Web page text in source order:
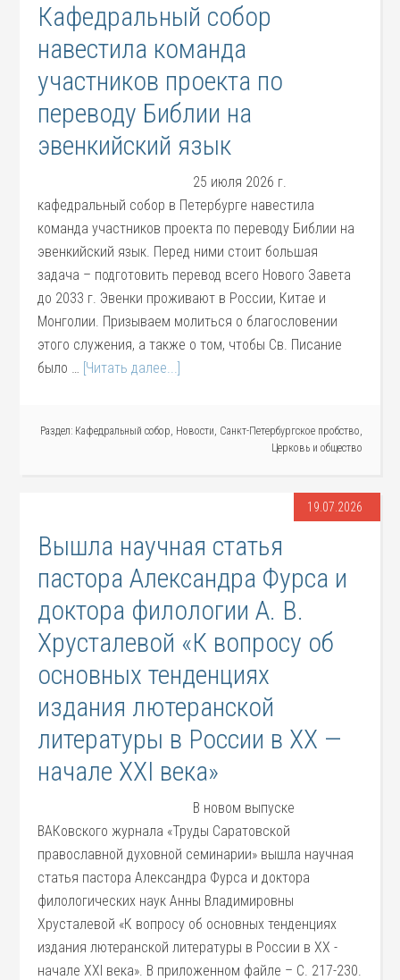
Кафедральный собор
навестила команда
участников проекта по
переводу Библии на
эвенкийский язык
25 июля 2026 г.
кафедральный собор в Петербурге навестила
команда участников проекта по переводу Библии на
эвенкийский язык. Перед ними стоит большая
задача – подготовить перевод всего Нового Завета
до 2033 г. Эвенки проживают в России, Китае и
Монголии. Призываем молиться о благословении
этого служения, а также о том, чтобы Св. Писание
было … [Читать далее...]
Раздел: Кафедральный собор, Новости, Санкт-Петербургское пробство,
Церковь и общество
19.07.2026
Вышла научная статья
пастора Александра Фурса и
доктора филологии А. В.
Хрусталевой «К вопросу об
основных тенденциях
издания лютеранской
литературы в России в XX —
начале XXI века»
В новом выпуске
ВАКовского журнала «Труды Саратовской
православной духовной семинарии» вышла научная
статья пастора Александра Фурса и доктора
филологических наук Анны Владимировны
Хрусталевой «К вопросу об основных тенденциях
издания лютеранской литературы в России в XX -
начале XXI века». В приложенном файле – С. 217-230.